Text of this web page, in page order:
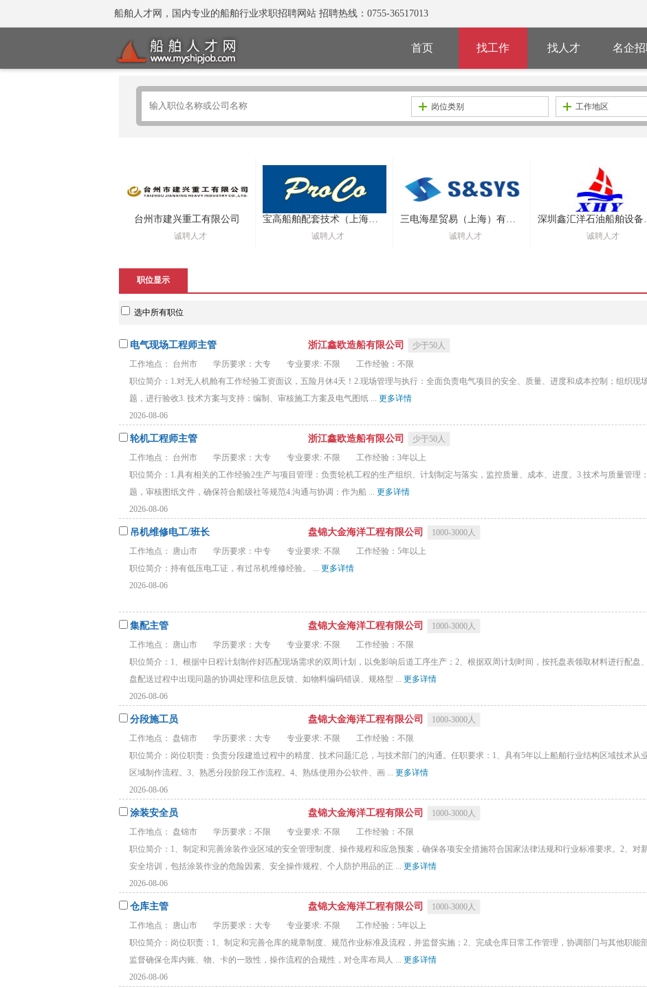
船舶人才网，国内专业的船舶行业求职招聘网站 招聘热线：0755-36517013
首页 找工作 找人才 名企
岗位类别 工作地区
台州市建兴重工有限公司
诚聘人才
宝高船舶配套技术（上海）有限公司
诚聘人才
三电海星贸易（上海）有限公司
诚聘人才
深圳鑫
诚聘人才
职位显示
选中所有职位
电气现场工程师主管 浙江鑫欧造船有限公司
少于50人
工作地点： 台州市
学历要求：大专 专业要求: 不限
工作经验：不限
职位简介：1.对无人机舱有工作经验工资面议，五险月休4天！2.现场管理与执行：全面负责电气项目的安全、质量、进度和成本控制；组织现
题，进行验收3. 技术方案与支持：编制、审核施工方案及电气图纸 ... 更多详情
2026-08-06
轮机工程师主管 浙江鑫欧造船有限公司
少于50人
工作地点： 台州市
学历要求：大专 专业要求: 不限
工作经验：3年以上
职位简介：1.具有相关的工作经验2生产与项目管理：负责轮机工程的生产组织、计划制定与落实，监控质量、成本、进度。3.技术与质量管理
题，审核图纸文件，确保符合船级社等规范4.沟通与协调：作为船 ... 更多详情
2026-08-06
吊机维修电工/班长 盘锦大金海洋工程有限公司
1000-3000人
工作地点： 唐山市
学历要求：中专 专业要求: 不限
工作经验：5年以上
职位简介：持有低压电工证，有过吊机维修经验。 ... 更多详情
2026-08-06
集配主管 盘锦大金海洋工程有限公司
1000-3000人
工作地点： 唐山市
学历要求：大专 专业要求: 不限
工作经验：不限
职位简介：1、根据中日程计划制作好匹配现场需求的双周计划，以免影响后道工序生产；2、根据双周计划时间，按托盘表领取材料进行配盘
盘配送过程中出现问题的协调处理和信息反馈、如物料编码错误、规格型 ... 更多详情
2026-08-06
分段施工员 盘锦大金海洋工程有限公司
1000-3000人
工作地点： 盘锦市
学历要求：大专 专业要求: 不限
工作经验：不限
职位简介：岗位职责：负责分段建造过程中的精度、技术问题汇总，与技术部门的沟通。任职要求：1、具有5年以上船舶行业结构区域技术从
区域制作流程。3、熟悉分段阶段工作流程。4、熟练使用办公软件、画 ... 更多详情
2026-08-06
涂装安全员 盘锦大金海洋工程有限公司
1000-3000人
工作地点： 盘锦市
学历要求：不限 专业要求: 不限
工作经验：不限
职位简介：1、制定和完善涂装作业区域的安全管理制度、操作规程和应急预案，确保各项安全措施符合国家法律法规和行业标准要求。2、对
安全培训，包括涂装作业的危险因素、安全操作规程、个人防护用品的正 ... 更多详情
2026-08-06
仓库主管 盘锦大金海洋工程有限公司
1000-3000人
工作地点： 唐山市
学历要求：大专 专业要求: 不限
工作经验：5年以上
职位简介：岗位职责：1、制定和完善仓库的规章制度、规范作业标准及流程，并监督实施；2、完成仓库日常工作管理，协调部门与其他职能
监督确保仓库内账、物、卡的一致性，操作流程的合规性，对仓库布局人 ... 更多详情
2026-08-06